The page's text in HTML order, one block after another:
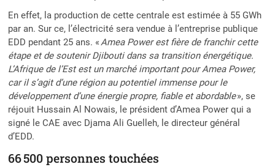
En effet, la production de cette centrale est estimée à 55 GWh
par an. Sur ce, l’électricité sera vendue à l’entreprise publique
EDD pendant 25 ans. «Amea Power est fière de franchir cette
étape et de soutenir Djibouti dans sa transition énergétique.
L’Afrique de l’Est est un marché important pour Amea Power,
car il s’agit d’une région au potentiel immense pour le
développement d’une énergie propre, fiable et abordable», se
réjouit Hussain Al Nowais, le président d’Amea Power qui a
signé le CAE avec Djama Ali Guelleh, le directeur général
d’EDD.
66 500 personnes touchées